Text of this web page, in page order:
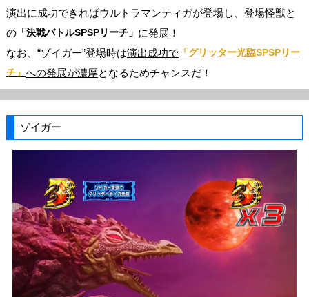
演出に成功できればウルトラマンティガが登場し、登場怪獣と
の「決戦バトルSPSPリーチ」 に発展！
なお、“ゾイガー”登場時は演出成功で「グリッター光臨SPSPリー
チ」 への発展が濃厚となるためチャンスだ！
ゾイガー